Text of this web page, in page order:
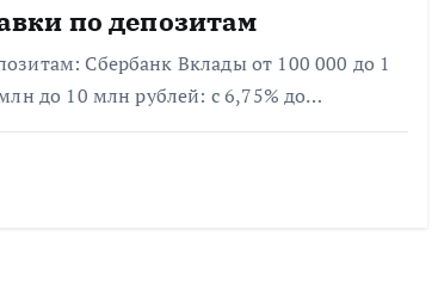
по депозитам
Сбербанк Вклады от 100 000 до 1
до 10 млн рублей: с 6,75% до…